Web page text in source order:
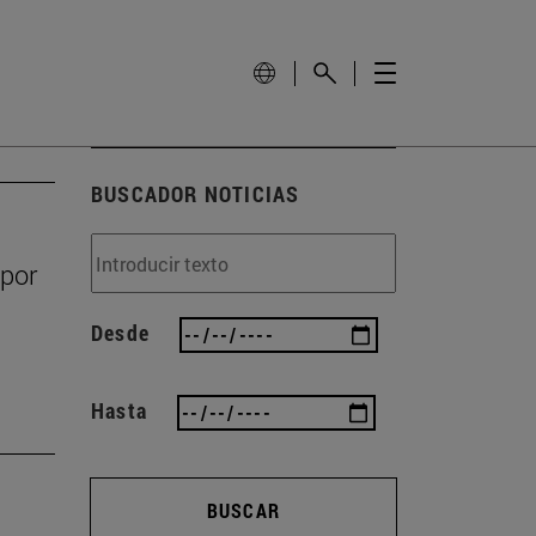
BUSCADOR NOTICIAS
Desde
Hasta
BUSCAR